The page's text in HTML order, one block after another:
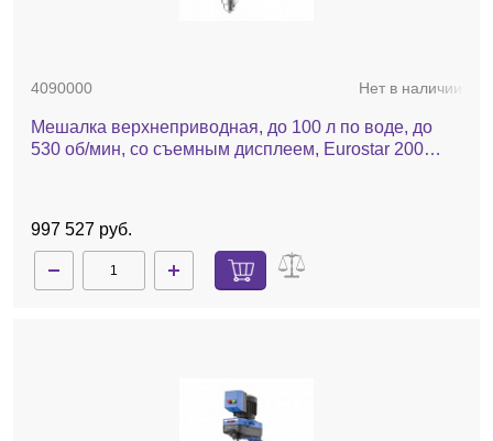
4090000 Нет в наличии
Мешалка верхнеприводная, до 100 л по воде, до
530 об/мин, со съемным дисплеем, Eurostar 200
997 527 руб.